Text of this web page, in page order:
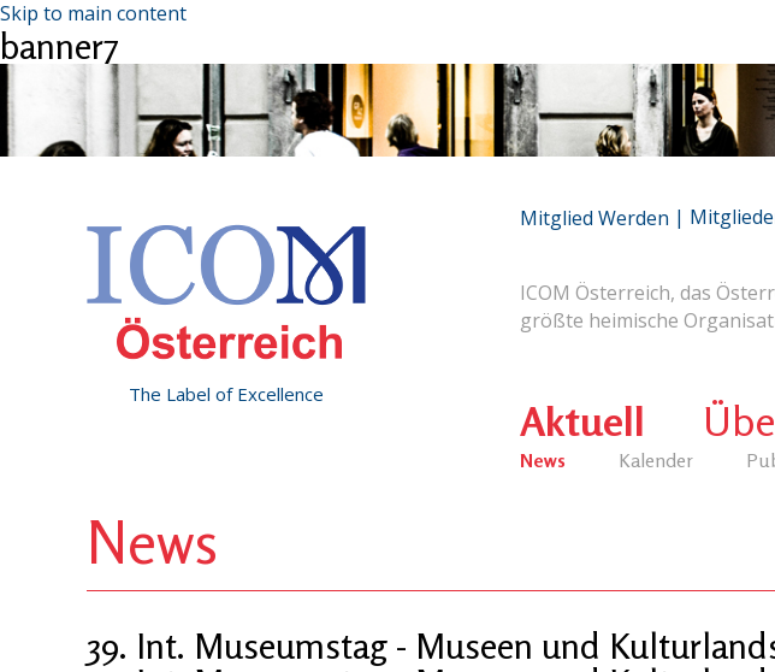
Skip to main content
banner7
The Label of Excellence
ICOM Österreich, das
größte heimische
Aktuell
News Kalender
Mitglied Werden |
News
39. Int. Museumstag - Museen und